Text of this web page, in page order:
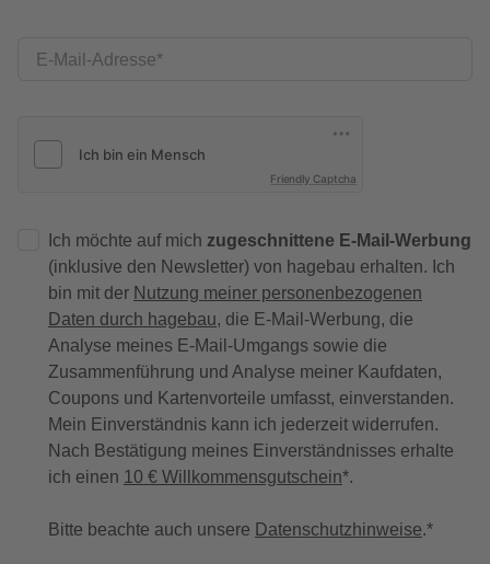
E-Mail-Adresse
Friendly Captcha
Ich möchte auf mich zugeschnittene E-Mail-Werbung
(inklusive den Newsletter) von hagebau erhalten. Ich
bin mit der Nutzung meiner personenbezogenen
Daten durch hagebau, die E-Mail-Werbung, die
Analyse meines E-Mail-Umgangs sowie die
Zusammenführung und Analyse meiner Kaufdaten,
Coupons und Kartenvorteile umfasst, einverstanden.
Mein Einverständnis kann ich jederzeit widerrufen.
Nach Bestätigung meines Einverständnisses erhalte
ich einen 10 € Willkommensgutschein*.
Bitte beachte auch unsere Datenschutzhinweise.